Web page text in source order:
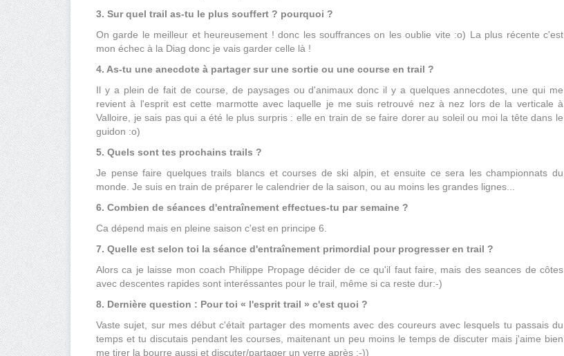
3. Sur quel trail as-tu le plus souffert ? pourquoi ?
On garde le meilleur et heureusement ! donc les souffrances on les oublie vite :o) La plus récente c'est
mon échec à la Diag donc je vais garder celle là !
4. As-tu une anecdote à partager sur une sortie ou une course en trail ?
Il y a plein de fait de course, de paysages ou d'animaux donc il y a quelques annecdotes, une qui me
revient à l'esprit est cette marmotte avec laquelle je me suis retrouvé nez à nez lors de la verticale à
Valloire, je sais pas qui a été le plus surpris : elle en train de se faire dorer au soleil ou moi la tête dans le
guidon :o)
5. Quels sont tes prochains trails ?
Je pense faire quelques trails blancs et courses de ski alpin, et ensuite ce sera les championnats du
monde. Je suis en train de préparer le calendrier de la saison, ou au moins les grandes lignes...
6. Combien de séances d'entraînement effectues-tu par semaine ?
Ca dépend mais en pleine saison c'est en principe 6.
7. Quelle est selon toi la séance d'entraînement primordial pour progresser en trail ?
Alors ca je laisse mon coach Philippe Propage décider de ce qu'il faut faire, mais des seances de côtes
avec descentes rapides sont interéssantes pour le trail, même si ca reste dur:-)
8. Dernière question : Pour toi « l'esprit trail » c'est quoi ?
Vaste sujet, sur mes début c'était partager des moments avec des coureurs avec lesquels tu passais du
temps et tu discutais pendant les courses, maitenant un peu moins le temps de discuter mais j'aime bien
me tirer la bourre aussi et discuter/partager un verre après :-))